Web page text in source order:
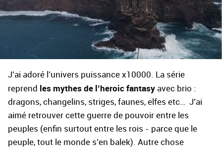
J’ai adoré l’univers puissance x10000. La série
reprend les mythes de l’heroic fantasy avec brio :
dragons, changelins, striges, faunes, elfes etc… J’ai
aimé retrouver cette guerre de pouvoir entre les
peuples (enfin surtout entre les rois - parce que le
peuple, tout le monde s’en balek). Autre chose